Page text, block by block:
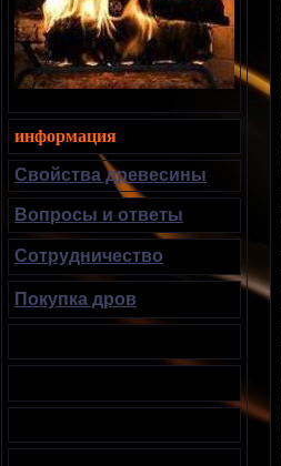
информация
Свойства древесины
Вопросы и ответы
Сотрудничество
Покупка дров